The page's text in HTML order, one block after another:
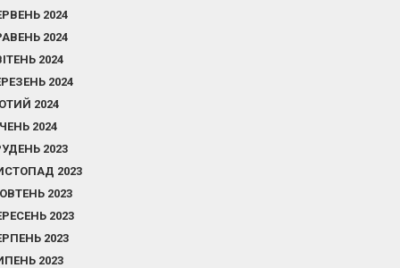
2024
2024
2024
2024
2024
2024
2023
2023
2023
2023
2023
2023